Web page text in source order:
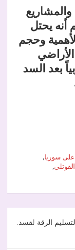
أنه يحتل
الأهمية وحجم
بعد السد
على سوريا,
,
الرقة لقسد.